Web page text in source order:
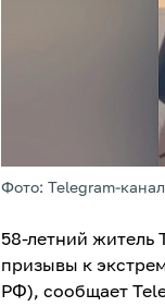
Фото: Telegram-
58-летний житель
призывы к
РФ), сообщает